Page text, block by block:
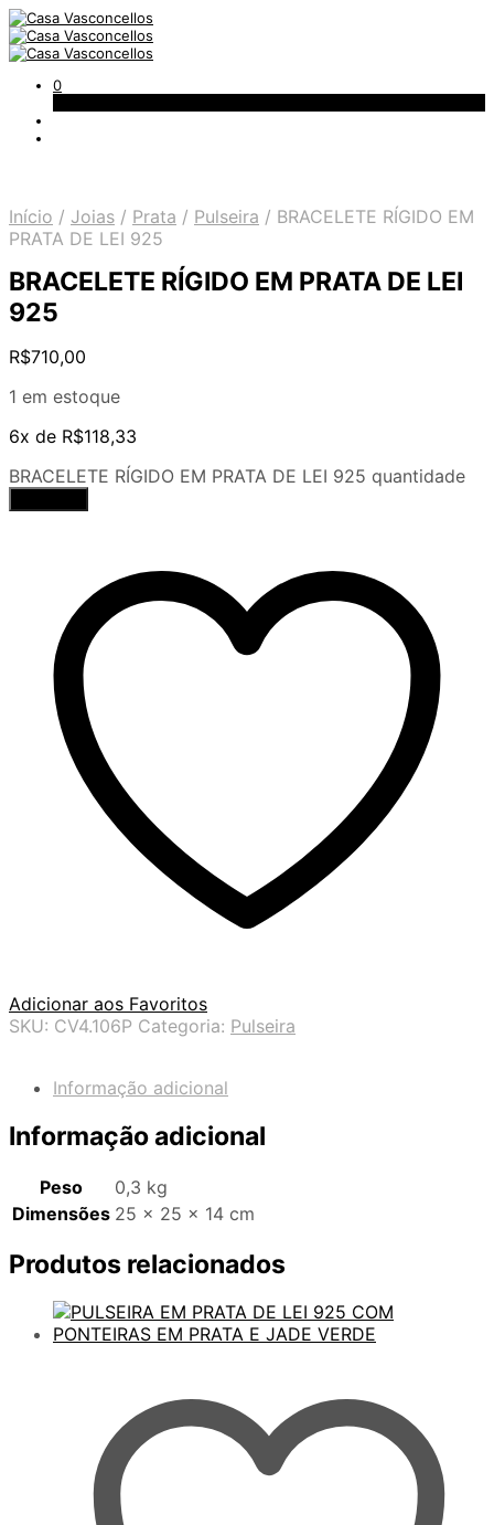
0
Início / Joias / Prata / Pulseira / BRACELETE RÍGIDO EM
PRATA DE LEI 925
BRACELETE RÍGIDO EM PRATA DE LEI
925
R$710,00
1 em estoque
6x de R$118,33
BRACELETE RÍGIDO EM PRATA DE LEI 925 quantidade
Adicionar aos Favoritos
SKU: CV4.106P Categoria: Pulseira
Informação adicional
Informação adicional
Peso
0,3 kg
Dimensões 25 × 25 × 14 cm
Produtos relacionados